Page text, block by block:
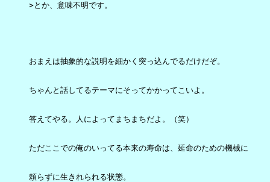
>とか、意味不明です。
おまえは抽象的な説明を細かく突っ込んでるだけだぞ。
ちゃんと話してるテーマにそってかかってこいよ。
答えてやる。人によってまちまちだよ。（笑）
ただここでの俺のいってる本来の寿命は、延命のための機械に
頼らずに生きれられる状態。